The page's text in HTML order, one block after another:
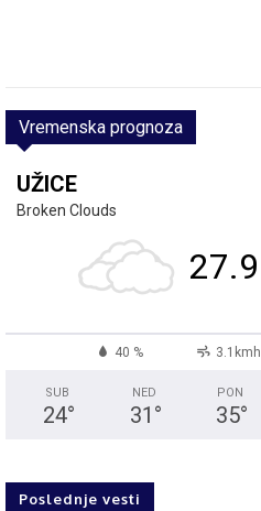
Vremenska prognoza
UŽICE
Broken Clouds
27.9
40 % 3.1kmh
SUB
24°
NED
31 °
PON
35°
Poslednje vesti